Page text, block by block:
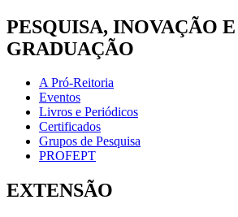
PESQUISA, INOVAÇÃO E
GRADUAÇÃO
A Pró-Reitoria
Eventos
Livros e Periódicos
Certificados
Grupos de Pesquisa
PROFEPT
EXTENSÃO